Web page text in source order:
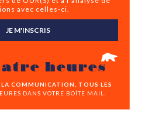
avec celles-ci.
JE M'INSCRIS
heures
LA COMMUNICATION, TOUS LES
DANS VOTRE BOÎTE MAIL.